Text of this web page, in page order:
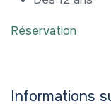
Réservation
Informations